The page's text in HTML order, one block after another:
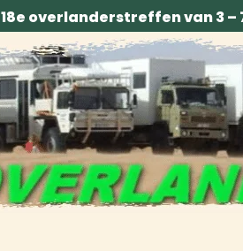
18e overlanderstreffen van 3 –